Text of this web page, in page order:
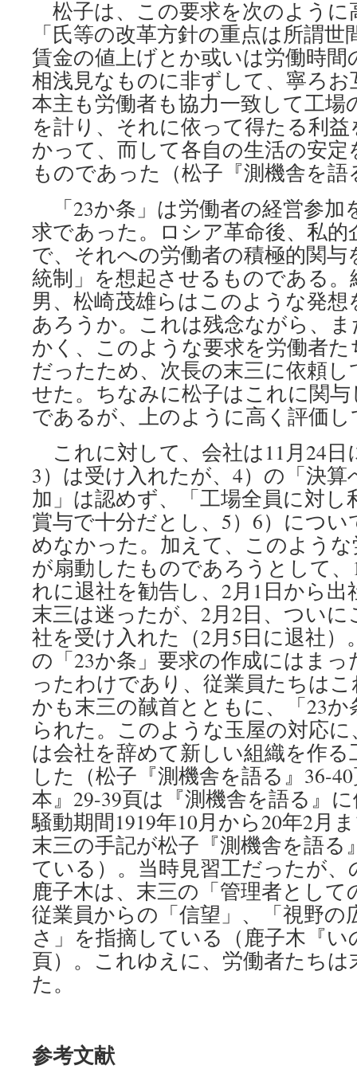
松子は、この要求を次のように
「氏等の改革方針の重点は所謂
賃金の値上げとか或いは労働時
相浅見なものに非ずして、寧ろ
本主も労働者も協力一致して工場
を計り、それに依って得たる利
かって、而して各自の生活の安
ものであった（松子『測機舎を語
「23か条」は労働者の経営参加
求であった。ロシア革命後、私
で、それへの労働者の積極的関与
統制」を想起させるものである。
男、松崎茂雄らはこのような発
あろうか。これは残念ながら、
かく、このような要求を労働者
だったため、次長の末三に依頼
せた。ちなみに松子はこれに関
であるが、上のように高く評価
これに対して、会社は11月24日
3）は受け入れたが、4）の「決
加」は認めず、「工場全員に対し
賞与で十分だとし、5）6）につ
めなかった。加えて、このよう
が扇動したものであろうとして、
れに退社を勧告し、2月1日から
末三は迷ったが、2月2日、つい
社を受け入れた（2月5日に退社）
の「23か条」要求の作成にはま
ったわけであり、従業員たちは
かも末三の馘首とともに、「23
られた。このような玉屋の対応
は会社を辞めて新しい組織を作
した（松子『測機舎を語る』36-
本』29-39頁は『測機舎を語る』
騒動期間1919年10月から20年2月
末三の手記が松子『測機舎を語る
ている）。当時見習工だったが
鹿子木は、末三の「管理者として
従業員からの「信望」、「視野の
さ」を指摘している（鹿子木『い
頁）。これゆえに、労働者たち
た。
参考文献